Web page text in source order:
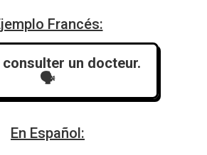
Francés:
un docteur.
🗣️
En Español: